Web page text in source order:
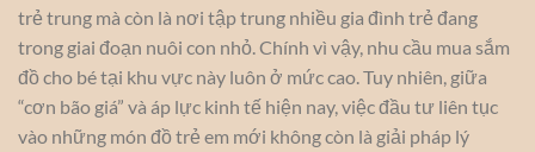
trẻ trung mà còn là nơi tập trung nhiều gia đình trẻ đang
trong giai đoạn nuôi con nhỏ. Chính vì vậy, nhu cầu mua sắm
đồ cho bé tại khu vực này luôn ở mức cao. Tuy nhiên, giữa
“cơn bão giá” và áp lực kinh tế hiện nay, việc đầu tư liên tục
vào những món đồ trẻ em mới không còn là giải pháp lý